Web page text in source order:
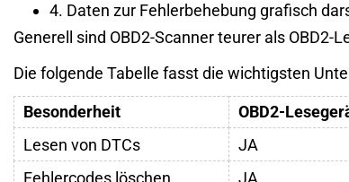
4. Daten zur Fehlerbehebung grafisch
Generell sind OBD2-Scanner teurer als
Die folgende Tabelle fasst die wichtigsten
Besonderheit OBD2-
Lesen von DTCs
JA
Fehlercodes löschen
JA